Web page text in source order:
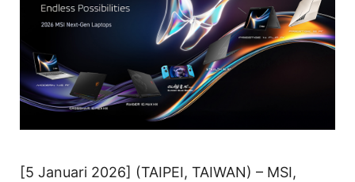
[5 Januari 2026] (TAIPEI, TAIWAN) – MSI,